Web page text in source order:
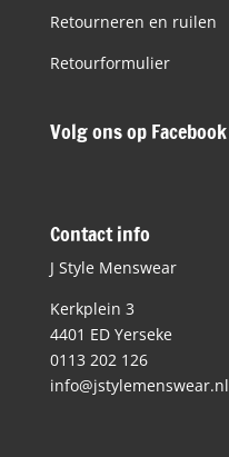
Retourneren en ruilen
Retourformulier
Volg ons op Facebook
Contact info
J Style Menswear
Kerkplein 3
4401 ED Yerseke
0113 202 126
info@jstylemenswear.nl